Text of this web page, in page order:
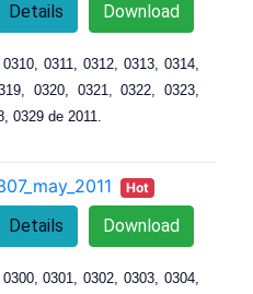
Download
Details
0310, 0311, 0312, 0313, 0314,
, 0320, 0321, 0322, 0323,
, 0329 de 2011.
Hot
Download
Details
0301, 0302, 0303, 0304,